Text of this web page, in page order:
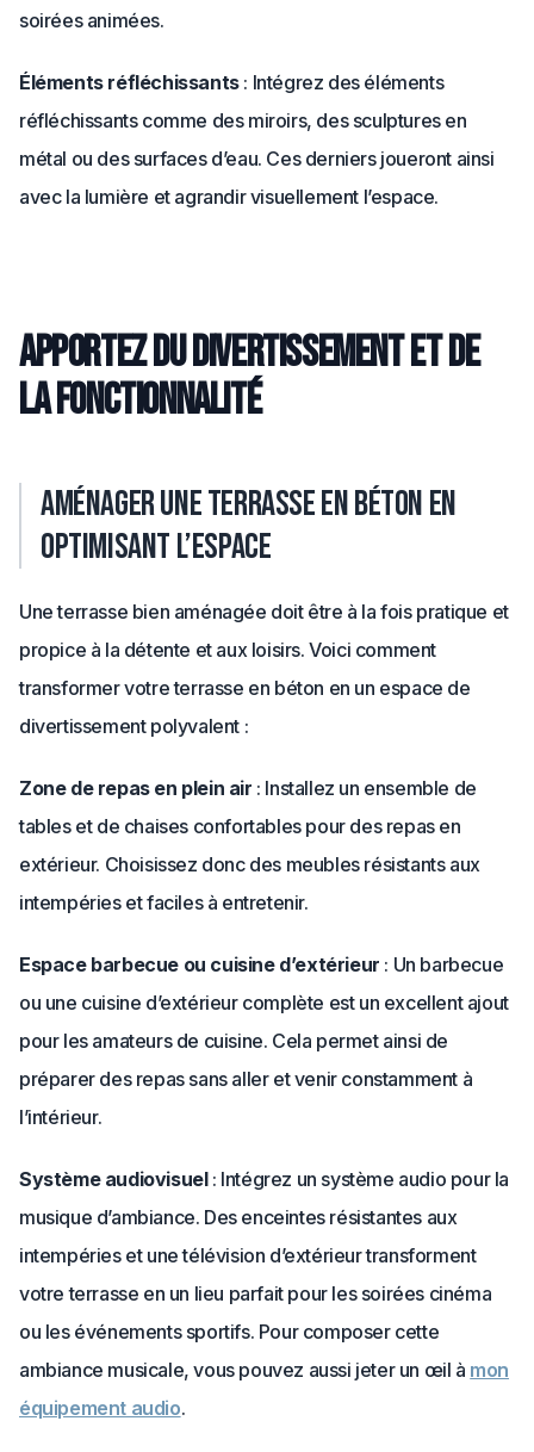
soirées animées.
Éléments réfléchissants: Intégrez des éléments
réfléchissants comme des miroirs, des sculptures en
métal ou des surfaces d’eau. Ces derniers joueront ainsi
avec la lumière et agrandir visuellement l’espace.
Apportez du divertissement et de
la fonctionnalité
Aménager une terrasse en béton en
optimisant l’espace
Une terrasse bien aménagée doit être à la fois pratique et
propice à la détente et aux loisirs. Voici comment
transformer votre terrasse en béton en un espace de
divertissement polyvalent :
Zone de repas en plein air : Installez un ensemble de
tables et de chaises confortables pour des repas en
extérieur. Choisissez donc des meubles résistants aux
intempéries et faciles à entretenir.
Espace barbecue ou cuisine d’extérieur : Un barbecue
ou une cuisine d’extérieur complète est un excellent ajout
pour les amateurs de cuisine. Cela permet ainsi de
préparer des repas sans aller et venir constamment à
l’intérieur.
Système audiovisuel: Intégrez un système audio pour la
musique d’ambiance. Des enceintes résistantes aux
intempéries et une télévision d’extérieur transforment
votre terrasse en un lieu parfait pour les soirées cinéma
ou les événements sportifs. Pour composer cette
ambiance musicale, vous pouvez aussi jeter un œil à mon
équipement audio.